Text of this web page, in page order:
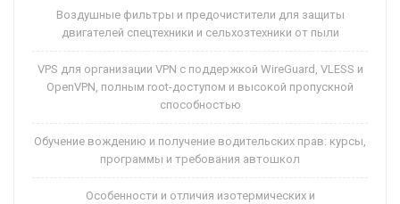
Воздушные фильтры и предочистители для защиты
двигателей спецтехники и сельхозтехники от пыли
VPS для организации VPN с поддержкой WireGuard, VLESS и
OpenVPN, полным root-доступом и высокой пропускной
способностью
Обучение вождению и получение водительских прав: курсы,
программы и требования автошкол
Особенности и отличия изотермических и